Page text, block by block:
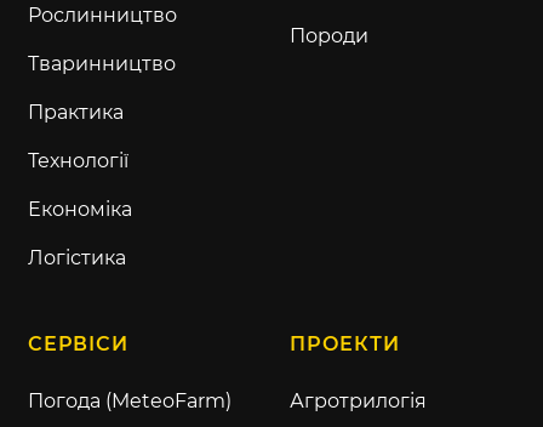
Рослинництво
Тваринництво
Практика
Технології
Економіка
Логістика
Породи
СЕРВІСИ
Погода (MeteoFarm)
ПРОЕКТИ
Агротрилогія